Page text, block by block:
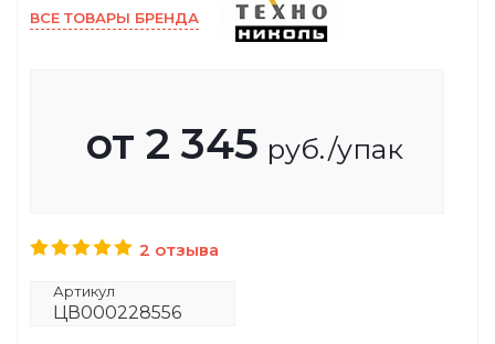
ВСЕ ТОВАРЫ БРЕНДА
от 2 345 руб./упак
2 отзыва
Артикул
ЦВ000228556